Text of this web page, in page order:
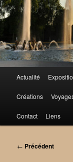
Aller
au
contenu
principal
Actualité
Créations
Contact Liens
Navigation
← Précédent